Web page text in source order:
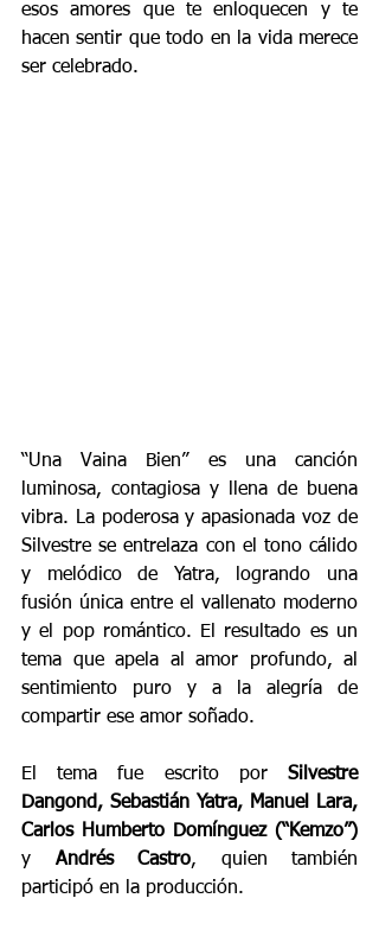
esos amores que te enloquecen y te
hacen sentir que todo en la vida merece
ser celebrado.
“Una Vaina Bien” es una canción
luminosa, contagiosa y llena de buena
vibra. La poderosa y apasionada voz de
Silvestre se entrelaza con el tono cálido
y melódico de Yatra, logrando una
fusión única entre el vallenato moderno
y el pop romántico. El resultado es un
tema que apela al amor profundo, al
sentimiento puro y a la alegría de
compartir ese amor soñado.
El tema fue escrito por Silvestre
Dangond, Sebastián Yatra, Manuel Lara,
y Andrés Castro, quien también
participó en la producción.